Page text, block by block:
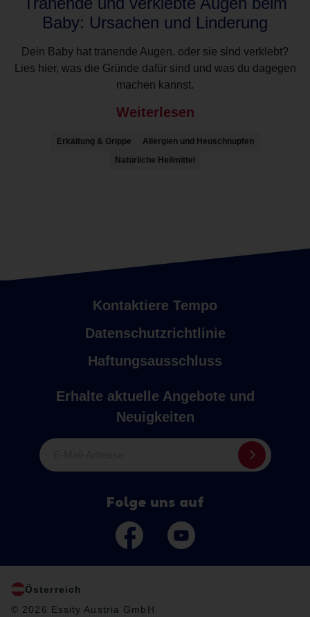
Baby: Ursachen und Linderung
Dein Baby hat tränende Augen, oder sie sind verklebt?
Lies hier, was die Gründe dafür sind und was du dagegen
machen kannst.
Weiterlesen
Erkältung & Grippe
Allergien und Heuschnupfen
Natürliche Heilmittel
Kontaktiere Tempo
Datenschutzrichtlinie
Haftungsausschluss
Erhalte aktuelle Angebote und
Neuigkeiten
Folge uns auf
Österreich
© 2026 Essity Austria GmbH